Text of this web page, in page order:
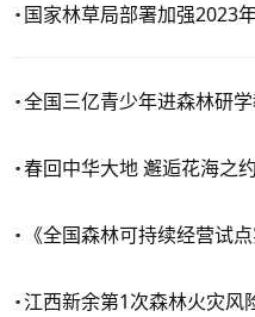
国家林草局部署加强2023
春回中华大地 邂逅花海之约